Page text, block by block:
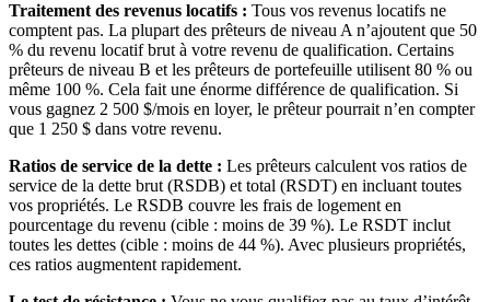
Traitement des revenus locatifs : Tous vos revenus locatifs ne
comptent pas. La plupart des prêteurs de niveau A n’ajoutent que 50
% du revenu locatif brut à votre revenu de qualification. Certains
prêteurs de niveau B et les prêteurs de portefeuille utilisent 80 % ou
même 100 %. Cela fait une énorme différence de qualification. Si
vous gagnez 2 500 $/mois en loyer, le prêteur pourrait n’en compter
que 1 250 $ dans votre revenu.
Ratios de service de la dette : Les prêteurs calculent vos ratios de
service de la dette brut (RSDB) et total (RSDT) en incluant toutes
vos propriétés. Le RSDB couvre les frais de logement en
pourcentage du revenu (cible : moins de 39 %). Le RSDT inclut
toutes les dettes (cible : moins de 44 %). Avec plusieurs propriétés,
ces ratios augmentent rapidement.